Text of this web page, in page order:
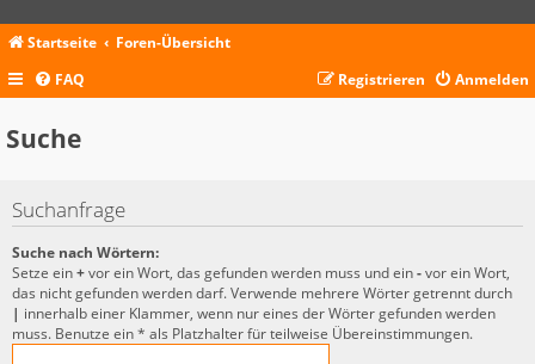
Startseite
Foren-Übersicht
FAQ
Anmelden
Registrieren
Suche
Suchanfrage
Suche nach Wörtern:
Setze ein+vor ein Wort, das gefunden werden muss und ein-vor ein Wort,
das nicht gefunden werden darf. Verwende mehrere Wörter getrennt durch
| innerhalb einer Klammer, wenn nur eines der Wörter gefunden werden
muss. Benutze ein * als Platzhalter für teilweise Übereinstimmungen.